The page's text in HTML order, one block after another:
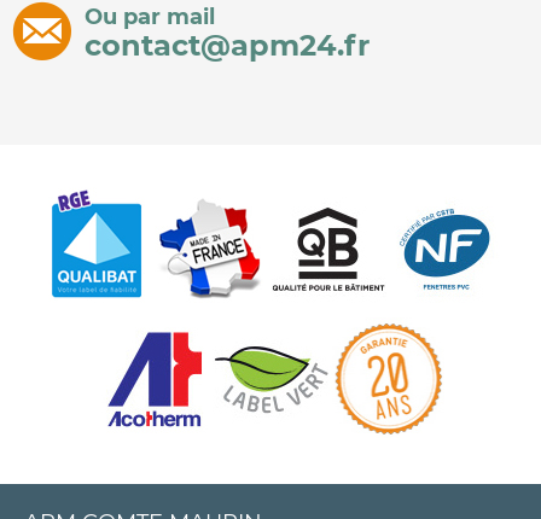
Ou par mail
contact@apm24.fr